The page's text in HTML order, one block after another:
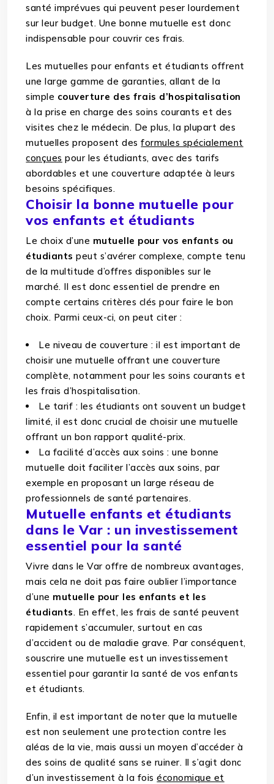
santé imprévues qui peuvent peser lourdement
sur leur budget. Une bonne mutuelle est donc
indispensable pour couvrir ces frais.
Les mutuelles pour enfants et étudiants offrent
une large gamme de garanties, allant de la
simple couverture des frais d’hospitalisation
à la prise en charge des soins courants et des
visites chez le médecin. De plus, la plupart des
mutuelles proposent desformules spécialement
conçues pour les étudiants, avec des tarifs
abordables et une couverture adaptée à leurs
besoins spécifiques.
Choisir la bonne mutuelle pour
vos enfants et étudiants
Le choix d’une mutuelle pour vos enfants ou
étudiants peut s’avérer complexe, compte tenu
de la multitude d’offres disponibles sur le
marché. Il est donc essentiel de prendre en
compte certains critères clés pour faire le bon
choix. Parmi ceux-ci, on peut citer :
Le niveau de couverture : il est important de
choisir une mutuelle offrant une couverture
complète, notamment pour les soins courants et
les frais d’hospitalisation.
Le tarif : les étudiants ont souvent un budget
limité, il est donc crucial de choisir une mutuelle
offrant un bon rapport qualité-prix.
La facilité d’accès aux soins : une bonne
mutuelle doit faciliter l’accès aux soins, par
exemple en proposant un large réseau de
professionnels de santé partenaires.
Mutuelle enfants et étudiants
dans le Var : un investissement
essentiel pour la santé
Vivre dans le Var offre de nombreux avantages,
mais cela ne doit pas faire oublier l’importance
d’une mutuelle pour les enfants et les
étudiants. En effet, les frais de santé peuvent
rapidement s’accumuler, surtout en cas
d’accident ou de maladie grave. Par conséquent,
souscrire une mutuelle est un investissement
essentiel pour garantir la santé de vos enfants
et étudiants.
Enfin, il est important de noter que la mutuelle
est non seulement une protection contre les
aléas de la vie, mais aussi un moyen d’accéder à
des soins de qualité sans se ruiner. Il s’agit donc
d’un investissement à la foiséconomique et